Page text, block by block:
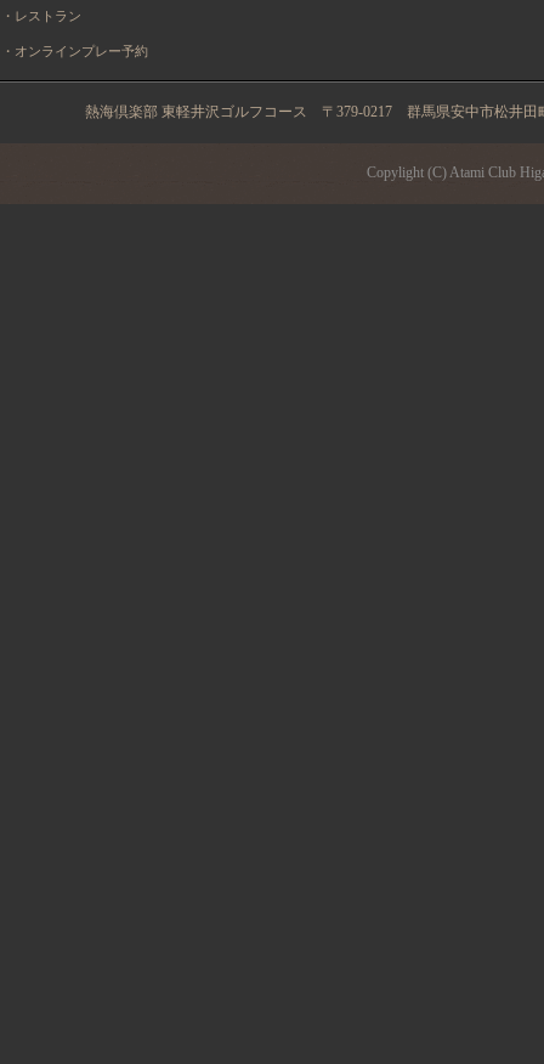
・レストラン
・オンラインプレー予約
熱海倶楽部 東軽井沢ゴルフコース 〒379-0217 群馬県安中市松井田
Copylight (C) Atami Club